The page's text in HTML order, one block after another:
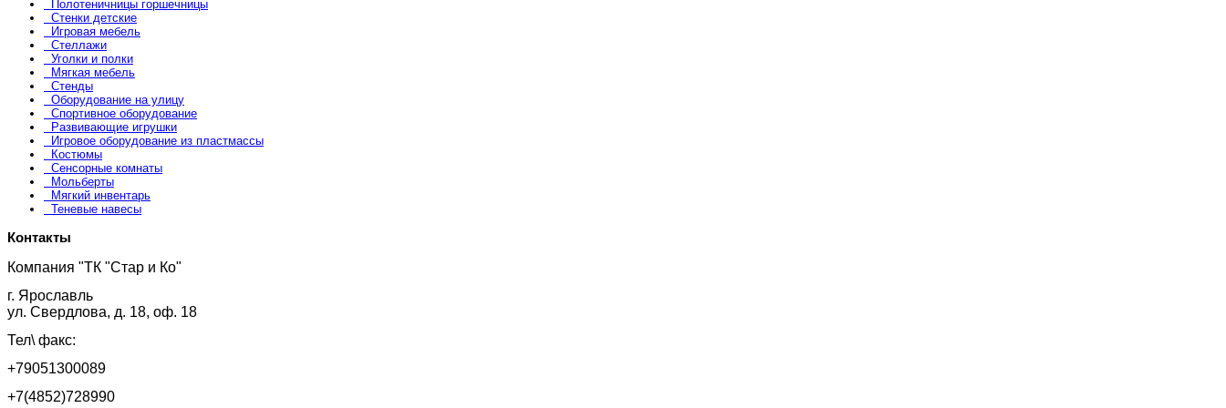
Полотеничницы горшечницы
Стенки детские
Игровая мебель
Стеллажи
Уголки и полки
Мягкая мебель
Стенды
Оборудование на улицу
Спортивное оборудование
Развивающие игрушки
Игровое оборудование из пластмассы
Костюмы
Сенсорные комнаты
Мольберты
Мягкий инвентарь
Теневые навесы
Контакты
Компания "ТК "Стар и Ко"
г. Ярославль
ул. Свердлова, д. 18, оф. 18
Тел\ факс:
+79051300089
+7(4852)728990